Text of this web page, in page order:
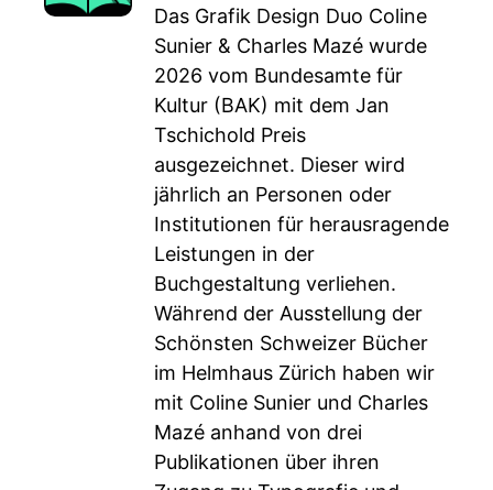
Das Grafik Design Duo Coline
Sunier & Charles Mazé wurde
2026 vom Bundesamte für
Kultur (BAK) mit dem Jan
Tschichold Preis
ausgezeichnet. Dieser wird
jährlich an Personen oder
Institutionen für herausragende
Leistungen in der
Buchgestaltung verliehen.
Während der Ausstellung der
Schönsten Schweizer Bücher
im Helmhaus Zürich haben wir
mit Coline Sunier und Charles
Mazé anhand von drei
Publikationen über ihren